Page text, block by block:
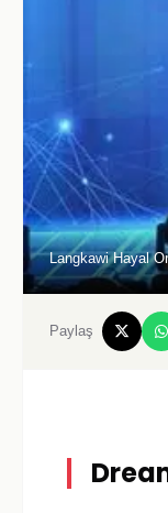
Langkawi Hayal
Paylaş